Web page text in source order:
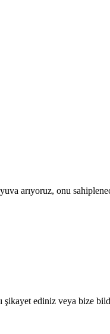
arıyoruz, onu
şikayet ediniz veya bize